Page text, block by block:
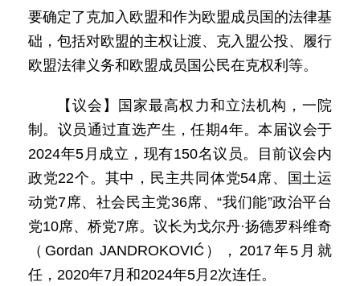
要确定了克加入欧盟和作为欧盟成员国的法律基
础，包括对欧盟的主权让渡、克入盟公投、履行
欧盟法律义务和欧盟成员国公民在克权利等。
【议会】国家最高权力和立法机构，一院
制。议员通过直选产生，任期4年。本届议会于
2024年5月成立，现有150名议员。目前议会内
政党22个。其中，民主共同体党54席、国土运
动党7席、社会民主党36席、“我们能”政治平台
党10席、桥党7席。议长为戈尔丹·扬德罗科维奇
（Gordan JANDROKOVIĆ），2017年5月就
任，2020年7月和2024年5月2次连任。